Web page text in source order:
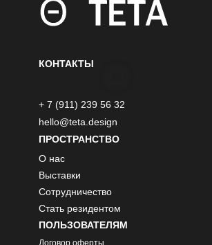
КОНТАКТЫ
hello@teta.design
+ 7 (911) 239 56 32
ПРОСТРАНСТВО
О нас
Выставки
Сотрудничество
Стать резидентом
ПОЛЬЗОВАТЕЛЯМ